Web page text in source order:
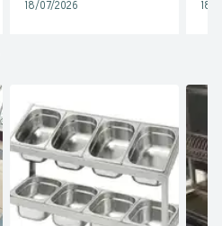
18/07/2026
18/